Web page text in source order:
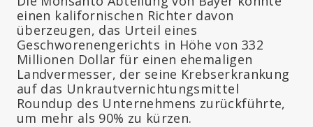
einen kalifornischen Richter davon
überzeugen, das Urteil eines
Geschworenengerichts in Höhe von 332
Millionen Dollar für einen ehemaligen
Landvermesser, der seine Krebserkrankung
auf das Unkrautvernichtungsmittel
Roundup des Unternehmens zurückführte,
um mehr als 90% zu kürzen.